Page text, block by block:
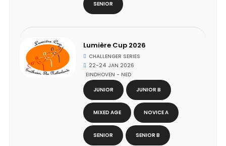
SENIOR
Lumière Cup 2026
CHALLENGER SERIES
22-24 JAN 2026
EINDHOVEN - NED
JUNIOR
JUNIOR B
MIXED AGE NOVICE A
SENIOR SENIOR B